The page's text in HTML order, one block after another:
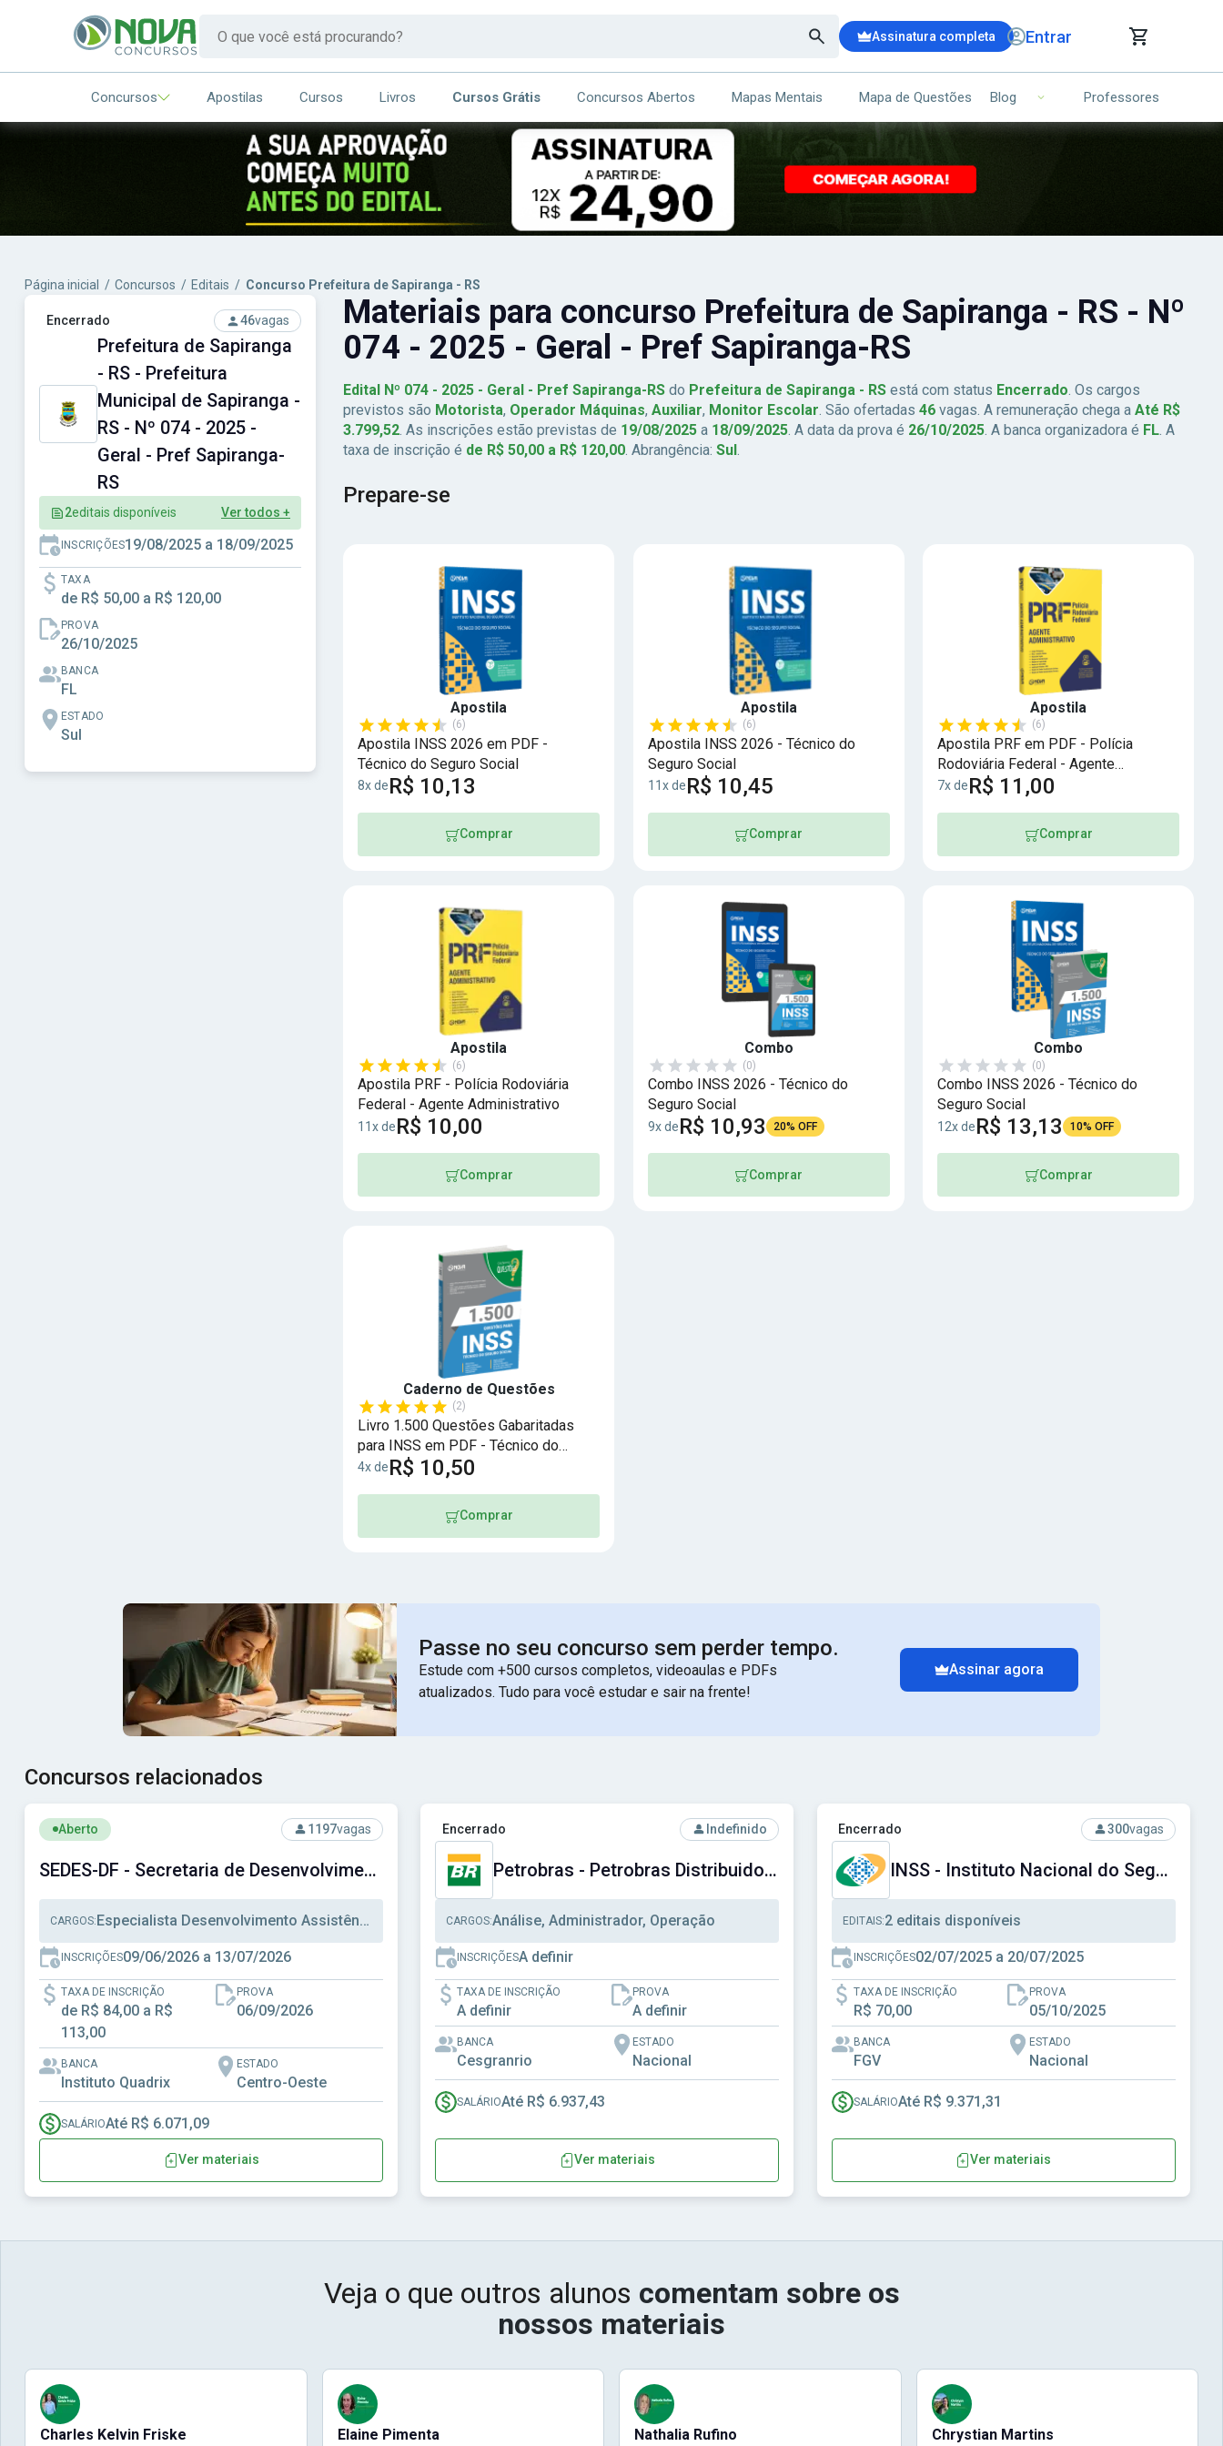
Assinatura completa Entrar
CARRINHO DE COMPRAS
ITENS (00)
Ops!
Seu carrinho ainda está vazio.
Concursos Apostilas Cursos Livros Cursos Grátis Concursos Abertos Mapas Mentais Mapa de Questões Blog Professores
Página inicial / Concursos / Editais / Concurso Prefeitura de Sapiranga - RS
Encerrado 46vagas
Prefeitura de Sapiranga
- RS - Prefeitura
Municipal de Sapiranga -
RS - Nº 074 - 2025 -
Geral - Pref Sapiranga-
RS
2editais disponíveis Ver todos +
INSCRIÇÕES19/08/2025 a 18/09/2025
TAXA
de R$ 50,00 a R$ 120,00
PROVA
26/10/2025
BANCA
FL
ESTADO
Sul
Materiais para concurso Prefeitura de Sapiranga - RS - Nº
074 - 2025 - Geral - Pref Sapiranga-RS
Edital Nº 074 - 2025 - Geral - Pref Sapiranga-RS do Prefeitura de Sapiranga - RS está com status Encerrado. Os cargos
previstos são Motorista, Operador Máquinas, Auxiliar, Monitor Escolar. São ofertadas 46 vagas. A remuneração chega a Até R$
3.799,52. As inscrições estão previstas de 19/08/2025 a 18/09/2025. A data da prova é 26/10/2025. A banca organizadora é FL. A
taxa de inscrição é de R$ 50,00 a R$ 120,00. Abrangência: Sul.
Prepare-se
Apostila
(6)
Apostila INSS 2026 em PDF -
Técnico do Seguro Social
8x deR$ 10,13
Comprar
Apostila
(6)
Apostila INSS 2026 - Técnico do
Seguro Social
11x deR$ 10,45
Comprar
Apostila
(6)
Apostila PRF em PDF - Polícia
Rodoviária Federal - Agente
Administrativo
7x deR$ 11,00
Comprar
Apostila
(6)
Apostila PRF - Polícia Rodoviária
Federal - Agente Administrativo
11x deR$ 10,00
Comprar
Combo
(0)
Combo INSS 2026 - Técnico do
Seguro Social
9x deR$ 10,93 20% OFF
Comprar
Combo
(0)
Combo INSS 2026 - Técnico do
Seguro Social
12x deR$ 13,13 10% OFF
Comprar
Caderno de Questões
(2)
Livro 1.500 Questões Gabaritadas
para INSS em PDF - Técnico do
Seguro Social
4x deR$ 10,50
Comprar
Passe no seu concurso sem perder tempo.
Estude com +500 cursos completos, videoaulas e PDFs
atualizados. Tudo para você estudar e sair na frente!
Assinar agora
Concursos relacionados
Ver concurso: SEDES-DF - Secretaria de Desenvolvimento Social do Distrito Federal
Aberto 1197vagas
SEDES-DF - Secretaria de Desenvolvimento Social do Distrito Federal
CARGOS: Especialista Desenvolvimento Assistência Social, Técnico Desenvolvimento Assistência Social, Administração
INSCRIÇÕES09/06/2026 a 13/07/2026
TAXA DE INSCRIÇÃO
de R$ 84,00 a R$
113,00
PROVA
06/09/2026
BANCA
Instituto Quadrix
ESTADO
Centro-Oeste
SALÁRIOAté R$ 6.071,09
Ver materiais
Ver concurso: Petrobras - Petrobras Distribuidora S.A.
Encerrado Indefinido
Petrobras - Petrobras Distribuidora S.A.
CARGOS:Análise, Administrador, Operação
INSCRIÇÕESA definir
TAXA DE INSCRIÇÃO
A definir
PROVA
A definir
BANCA
Cesgranrio
ESTADO
Nacional
SALÁRIOAté R$ 6.937,43
Ver materiais
Ver concurso: INSS - Instituto Nacional do Seguro Social
Encerrado 300vagas
INSS - Instituto Nacional do Seguro Social
EDITAIS:2 editais disponíveis
INSCRIÇÕES02/07/2025 a 20/07/2025
TAXA DE INSCRIÇÃO
R$ 70,00
PROVA
05/10/2025
BANCA
FGV
ESTADO
Nacional
SALÁRIOAté R$ 9.371,31
Ver materiais
Veja o que outros alunos comentam sobre os
nossos materiais
Charles Kelvin Friske Elaine Pimenta Nathalia Rufino Chrystian Martins